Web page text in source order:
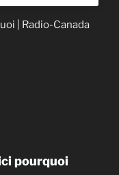
| Radio-Canada
pourquoi